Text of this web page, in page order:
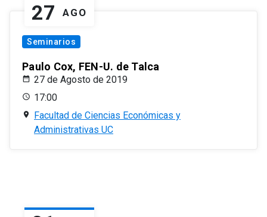
27 AGO
Seminarios
Paulo Cox, FEN-U. de Talca
27 de Agosto de 2019
17:00
Facultad de Ciencias Económicas y
Administrativas UC